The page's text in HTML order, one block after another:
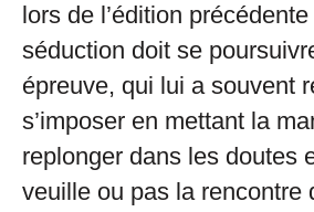
lors de l’édition
séduction doit se
épreuve, qui lui a souvent
s’imposer en mettant la
replonger dans les doutes
veuille ou pas la rencontre